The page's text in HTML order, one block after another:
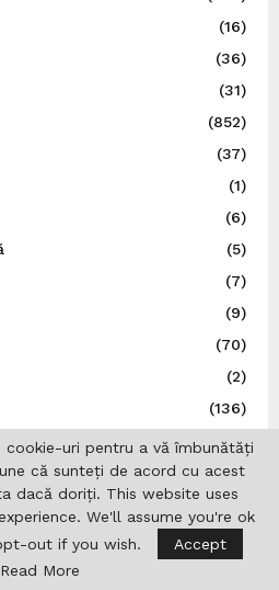
(16)
(36)
(31)
(852)
(37)
(1)
(6)
(5)
(7)
(9)
(70)
(2)
(136)
(34)
(5)
(22)
uri pentru a vă îmbunătăți
că sunteți de acord cu acest
dacă doriți. This website uses
We'll assume you're ok
out if you wish.
Accept
Read More